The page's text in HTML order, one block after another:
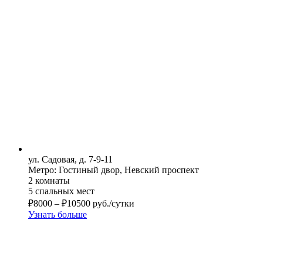
ул. Садовая, д. 7-9-11
Метро: Гостиный двор, Невский проспект
2 комнаты
5 спальных мест
₽8000 – ₽10500 руб./сутки
Узнать больше